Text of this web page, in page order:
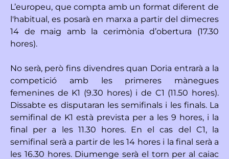
L’europeu, que compta amb un format diferent de
l'habitual, es posarà en marxa a partir del dimecres
14 de maig amb la cerimònia d’obertura (17.30
hores).
No serà, però fins divendres quan Doria entrarà a la
competició amb les primeres mànegues
femenines de K1 (9.30 hores) i de C1 (11.50 hores).
Dissabte es disputaran les semifinals i les finals. La
semifinal de K1 està prevista per a les 9 hores, i la
final per a les 11.30 hores. En el cas del C1, la
semifinal serà a partir de les 14 hores i la final serà a
les 16.30 hores. Diumenge serà el torn per al caiac